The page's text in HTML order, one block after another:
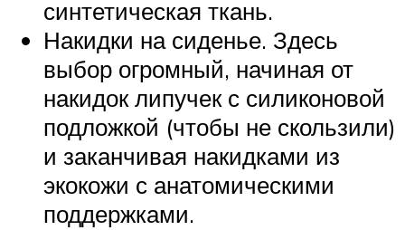
синтетическая ткань.
Накидки на сиденье. Здесь
выбор огромный, начиная от
накидок липучек с силиконовой
подложкой (чтобы не скользили)
и заканчивая накидками из
экокожи с анатомическими
поддержками.